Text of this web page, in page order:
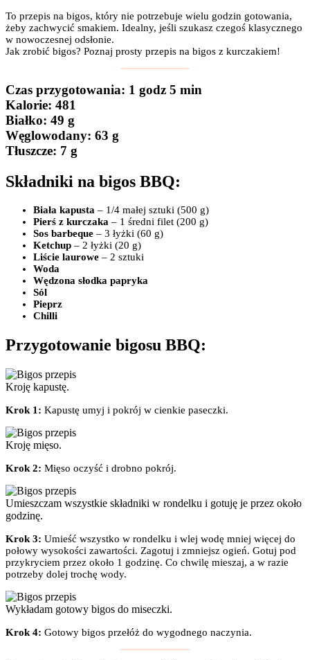
To przepis na bigos, który nie potrzebuje wielu godzin gotowania,
żeby zachwycić smakiem. Idealny, jeśli szukasz czegoś klasycznego
w nowoczesnej odsłonie.
Jak zrobić bigos? Poznaj prosty przepis na bigos z kurczakiem!
Czas przygotowania: 1 godz 5 min
Kalorie: 481
Białko: 49 g
Węglowodany: 63 g
Tłuszcze: 7 g
Składniki na bigos BBQ:
Biała kapusta – 1/4 małej sztuki (500 g)
Pierś z kurczaka – 1 średni filet (200 g)
Sos barbeque – 3 łyżki (60 g)
Ketchup – 2 łyżki (20 g)
Liście laurowe – 2 sztuki
Woda
Wędzona słodka papryka
Sól
Pieprz
Chilli
Przygotowanie bigosu BBQ:
Kroję kapustę.
Krok 1: Kapustę umyj i pokrój w cienkie paseczki.
Kroję mięso.
Krok 2: Mięso oczyść i drobno pokrój.
Umieszczam wszystkie składniki w rondelku i gotuję je przez około
godzinę.
Krok 3: Umieść wszystko w rondelku i wlej wodę mniej więcej do
połowy wysokości zawartości. Zagotuj i zmniejsz ogień. Gotuj pod
przykryciem przez około 1 godzinę. Co chwilę mieszaj, a w razie
potrzeby dolej trochę wody.
Wykładam gotowy bigos do miseczki.
Krok 4: Gotowy bigos przełóż do wygodnego naczynia.